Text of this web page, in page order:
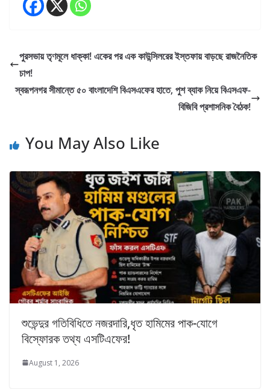
পুরসভায় তৃণমূলে ধাক্কা! একের পর এক কাউন্সিলরের ইস্তফায় বাড়ছে রাজনৈতিক
চাপ!
স্বরূপনগর সীমান্তে ৫০ বাংলাদেশি বিএসএফের হাতে, পুশ ব্যাক নিয়ে বিএসএফ-
বিজিবি প্রশাসনিক বৈঠক!
You May Also Like
শুভেন্দুর গতিবিধিতে নজরদারি,ধৃত হামিমের পাক-যোগে
বিস্ফোরক তথ্য এসটিএফের!
August 1, 2026